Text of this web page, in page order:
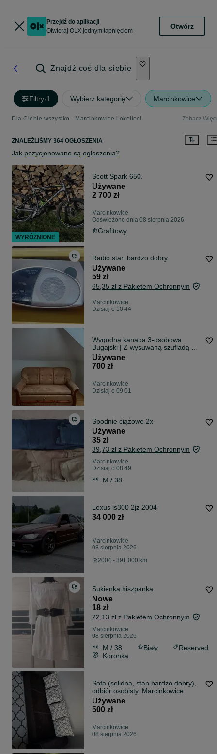
Przejdź do aplikacji
Otwieraj OLX jednym tapnięciem
Otwórz
Znajdź coś dla siebie
Filtry·1 Wybierz kategorię Marcinkowice
Dla Ciebie wszystko - Marcinkowice i okolice! Zobacz
ZNALEŹLIŚMY 364 OGŁOSZENIA
Jak pozycjonowane są ogłoszenia?
Scott Spark 650.
Używane
2 700 zł
Marcinkowice
Odświeżono dnia 08 sierpnia 2026
Grafitowy
Radio stan bardzo dobry
Używane
59 zł
65,35 zł z Pakietem Ochronnym
Marcinkowice
Dzisiaj o 10:44
Wygodna kanapa 3-osobowa
Bugajski | Z wysuwaną szufladą na
pościel | Drewno | Nowy Sącz
Używane
700 zł
Marcinkowice
Dzisiaj o 09:01
Spodnie ciążowe 2x
Używane
35 zł
39,73 zł z Pakietem Ochronnym
Marcinkowice
Dzisiaj o 08:49
M / 38
Lexus is300 2jz 2004
34 000 zł
Marcinkowice
08 sierpnia 2026
2004 - 391 000 km
Sukienka hiszpanka
Nowe
18 zł
22,13 zł z Pakietem Ochronnym
Marcinkowice
08 sierpnia 2026
M / 38 Biały
Reserved
Koronka
Sofa (solidna, stan bardzo dobry),
odbiór osobisty, Marcinkowice
Używane
500 zł
Marcinkowice
08 sierpnia 2026
WYRÓŻNIONE